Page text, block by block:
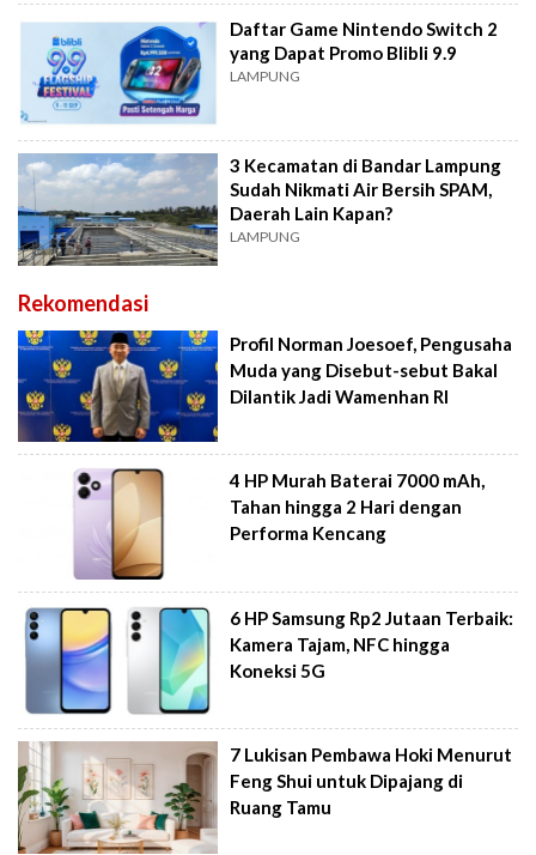
Daftar Game Nintendo Switch 2
yang Dapat Promo Blibli 9.9
LAMPUNG
3 Kecamatan di Bandar Lampung
Sudah Nikmati Air Bersih SPAM,
Daerah Lain Kapan?
LAMPUNG
Rekomendasi
Profil Norman Joesoef, Pengusaha
Muda yang Disebut-sebut Bakal
Dilantik Jadi Wamenhan RI
4 HP Murah Baterai 7000 mAh,
Tahan hingga 2 Hari dengan
Performa Kencang
6 HP Samsung Rp2 Jutaan Terbaik:
Kamera Tajam, NFC hingga
Koneksi 5G
7 Lukisan Pembawa Hoki Menurut
Feng Shui untuk Dipajang di
Ruang Tamu